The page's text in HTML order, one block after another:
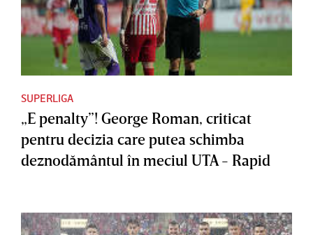
SUPERLIGA
„E penalty”! George Roman, criticat
pentru decizia care putea schimba
deznodământul în meciul UTA - Rapid